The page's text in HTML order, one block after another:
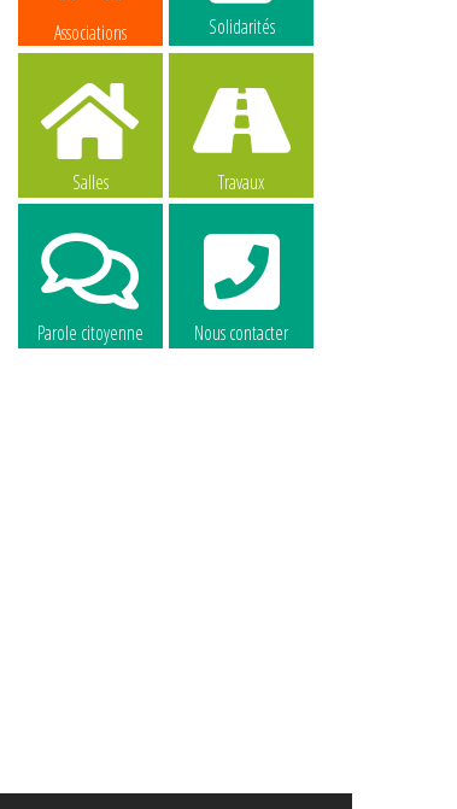
Associations Solidarités
Salles Travaux
Parole citoyenne Nous contacter